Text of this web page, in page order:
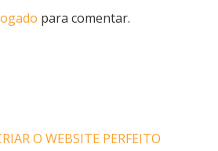
para comentar.
O WEBSITE PERFEITO